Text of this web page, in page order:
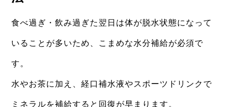
食べ過ぎ・飲み過ぎた翌日は体が脱水状態になって
いることが多いため、こまめな水分補給が必須で
す。
水やお茶に加え、経口補水液やスポーツドリンクで
ミネラルを補給すると回復が早まります。